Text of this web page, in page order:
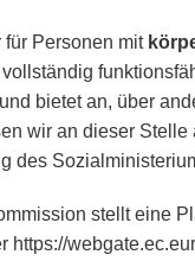
für Personen mit
bietet an, über
wir an dieser
des
stellt eine
https://